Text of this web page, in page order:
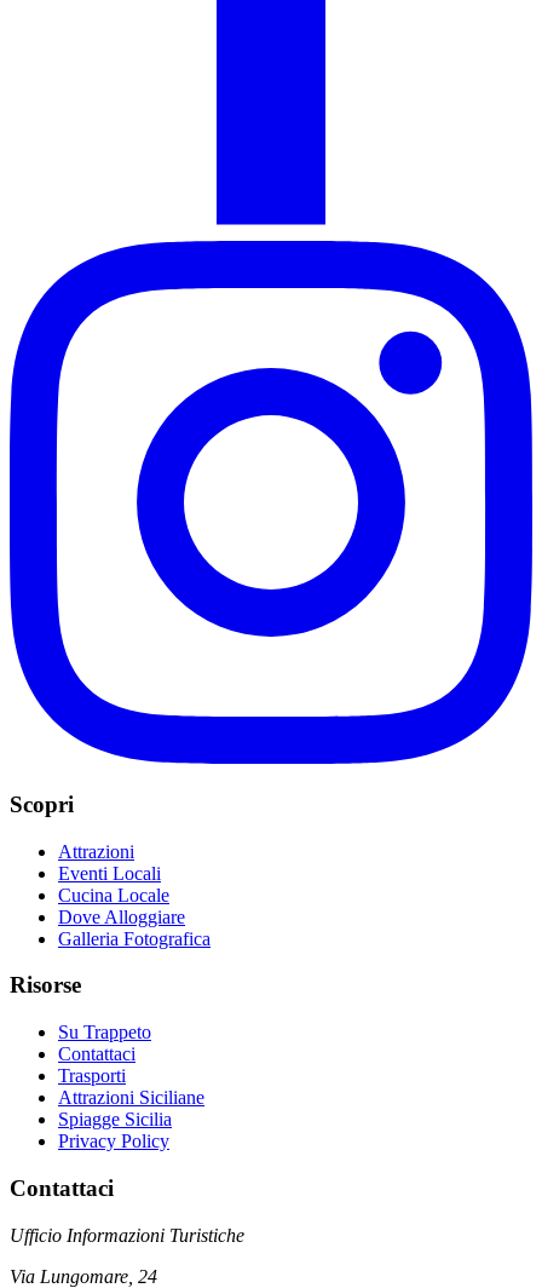
Scopri
Attrazioni
Eventi Locali
Cucina Locale
Dove Alloggiare
Galleria Fotografica
Risorse
Su Trappeto
Contattaci
Trasporti
Attrazioni Siciliane
Spiagge Sicilia
Privacy Policy
Contattaci
Ufficio Informazioni Turistiche
Via Lungomare, 24